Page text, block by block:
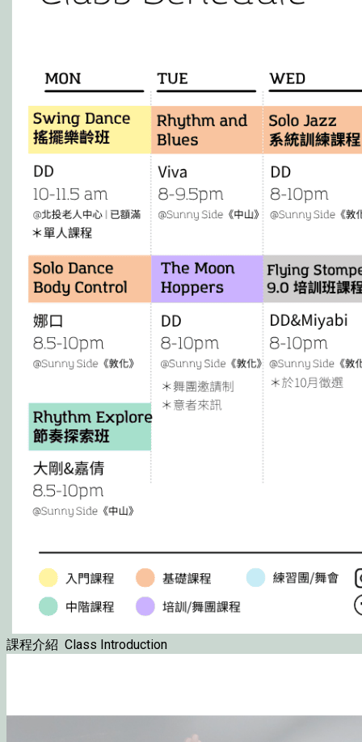
課程介紹 Class Introduction